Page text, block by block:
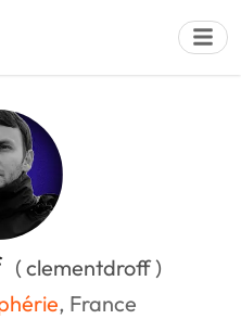
( clementdroff )
, France